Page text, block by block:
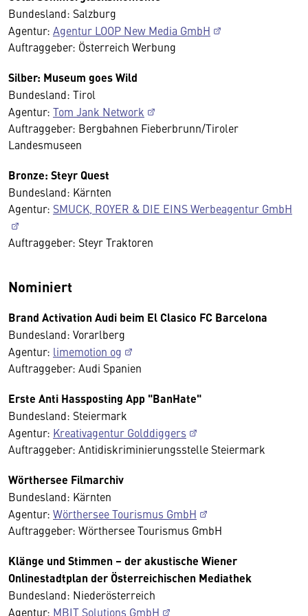
Bundesland: Salzburg
Agentur: Agentur LOOP New Media GmbH
Auftraggeber: Österreich Werbung
Silber: Museum goes Wild
Bundesland: Tirol
Agentur: Tom Jank Network
Auftraggeber: Bergbahnen Fieberbrunn/Tiroler
Landesmuseen
Bronze: Steyr Quest
Bundesland: Kärnten
Agentur: SMUCK, ROYER & DIE EINS Werbeagentur GmbH
Auftraggeber: Steyr Traktoren
Nominiert
Brand Activation Audi beim El Clasico FC Barcelona
Bundesland: Vorarlberg
Agentur: limemotion og
Auftraggeber: Audi Spanien
Erste Anti Hassposting App "BanHate"
Bundesland: Steiermark
Agentur: Kreativagentur Golddiggers
Auftraggeber: Antidiskriminierungsstelle Steiermark
Wörthersee Filmarchiv
Bundesland: Kärnten
Agentur: Wörthersee Tourismus GmbH
Auftraggeber: Wörthersee Tourismus GmbH
Klänge und Stimmen – der akustische Wiener
Onlinestadtplan der Österreichischen Mediathek
Bundesland: Niederösterreich
Agentur: MBIT Solutions GmbH